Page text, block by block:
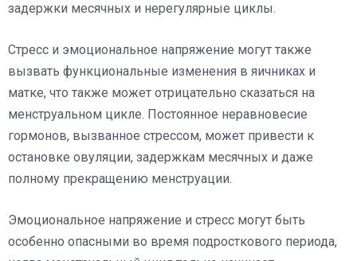
задержки месячных и нерегулярные циклы.
Стресс и эмоциональное напряжение могут также
вызвать функциональные изменения в яичниках и
матке, что также может отрицательно сказаться на
менструальном цикле. Постоянное неравновесие
гормонов, вызванное стрессом, может привести к
остановке овуляции, задержкам месячных и даже
полному прекращению менструации.
Эмоциональное напряжение и стресс могут быть
особенно опасными во время подросткового периода,